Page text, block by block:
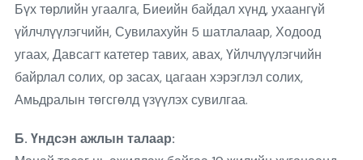
Бүх төрлийн угаалга, Биеийн байдал хүнд, ухаангүй
үйлчлүүлэгчийн, Сувилахуйн 5 шатлалаар, Ходоод
угаах, Давсагт катетер тавих, авах, Үйлчлүүлэгчийн
байрлал солих, ор засах, цагаан хэрэглэл солих,
Амьдралын төгсгөлд үзүүлэх сувилгаа.
Б. Үндсэн ажлын талаар: